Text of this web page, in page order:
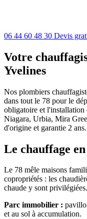
06 44 60 48 30 Devis
Votre
Yvelines
Nos plombiers
dans tout le 78 pour le
obligatoire et l'installation
Niagara, Urbia, Mira
d'origine et garantie 2 ans.
Le chauffage
Le 78 mêle maisons
copropriétés : les
chaude y sont
Parc immobilier :
et au sol à accumulation.